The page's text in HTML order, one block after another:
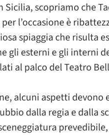
scopriamo che
l’occasione è
spiaggia che risulta
gli esterni e gli interni
al palco del Teatro
alcuni aspetti devono
dalla regia e dalla